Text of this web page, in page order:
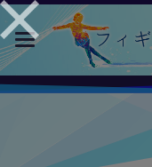
toggle
navigation